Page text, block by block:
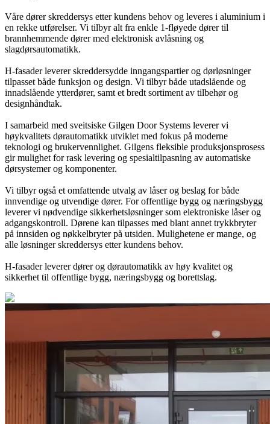
Våre dører skreddersys etter kundens behov og leveres i aluminium i
en rekke utførelser. Vi tilbyr alt fra enkle 1-fløyede dører til
brannhemmende dører med elektronisk avlåsning og
slagdørsautomatikk.
H-fasader leverer skreddersydde inngangspartier og dørløsninger
tilpasset både funksjon og design. Vi tilbyr både utadslående og
innadslående ytterdører, samt et bredt sortiment av tilbehør og
designhåndtak.
I samarbeid med sveitsiske Gilgen Door Systems leverer vi
høykvalitets dørautomatikk utviklet med fokus på moderne
teknologi og brukervennlighet. Gilgens fleksible produksjonsprosess
gir mulighet for rask levering og spesialtilpasning av automatiske
dørsystemer og komponenter.
Vi tilbyr også et omfattende utvalg av låser og beslag for både
innvendige og utvendige dører. For offentlige bygg og næringsbygg
leverer vi nødvendige sikkerhetsløsninger som elektroniske låser og
adgangskontroll. Dørene kan tilpasses med blant annet trykkbryter
på innsiden og nøkkelbryter på utsiden. Mulighetene er mange, og
alle løsninger skreddersys etter kundens behov.
H-fasader leverer dører og dørautomatikk av høy kvalitet og
sikkerhet til offentlige bygg, næringsbygg og borettslag.